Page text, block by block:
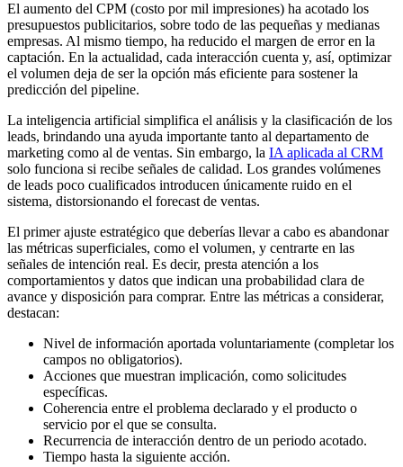
El aumento del CPM (costo por mil impresiones) ha acotado los
presupuestos publicitarios, sobre todo de las pequeñas y medianas
empresas. Al mismo tiempo, ha reducido el margen de error en la
captación. En la actualidad, cada interacción cuenta y, así, optimizar
el volumen deja de ser la opción más eficiente para sostener la
predicción del pipeline.
La inteligencia artificial simplifica el análisis y la clasificación de los
leads, brindando una ayuda importante tanto al departamento de
marketing como al de ventas. Sin embargo, la IA aplicada al CRM
solo funciona si recibe señales de calidad. Los grandes volúmenes
de leads poco cualificados introducen únicamente ruido en el
sistema, distorsionando el forecast de ventas.
El primer ajuste estratégico que deberías llevar a cabo es abandonar
las métricas superficiales, como el volumen, y centrarte en las
señales de intención real. Es decir, presta atención a los
comportamientos y datos que indican una probabilidad clara de
avance y disposición para comprar. Entre las métricas a considerar,
destacan:
Nivel de información aportada voluntariamente (completar los
campos no obligatorios).
Acciones que muestran implicación, como solicitudes
específicas.
Coherencia entre el problema declarado y el producto o
servicio por el que se consulta.
Recurrencia de interacción dentro de un periodo acotado.
Tiempo hasta la siguiente acción.